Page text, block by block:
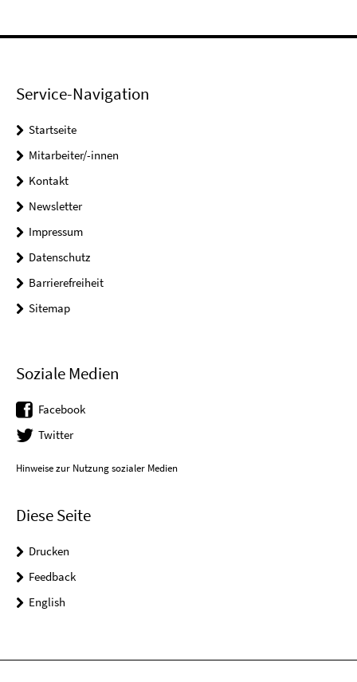
Service-Navigation
Startseite
Mitarbeiter/-innen
Kontakt
Newsletter
Impressum
Datenschutz
Barrierefreiheit
Sitemap
Soziale Medien
Facebook
Twitter
Hinweise zur Nutzung sozialer Medien
Diese Seite
Drucken
Feedback
English